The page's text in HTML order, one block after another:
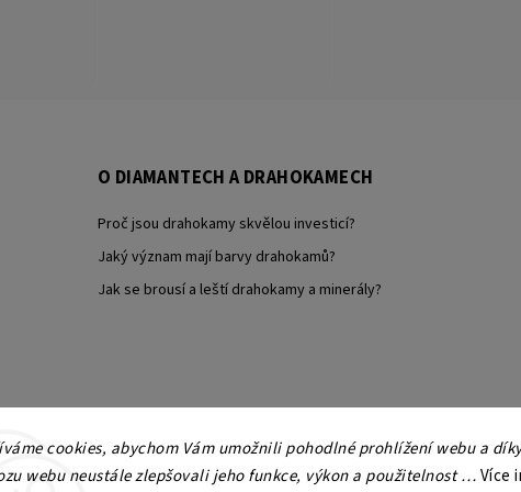
cookies, abychom Vám umožnili pohodlné prohlížení webu a
webu neustále zlepšovali jeho funkce, výkon a použitelnost …Více
O DIAMANTECH A DRAHOKAMECH
Proč jsou drahokamy skvělou investicí?
Jaký význam mají barvy drahokamů?
Jak se brousí a leští drahokamy a minerály?